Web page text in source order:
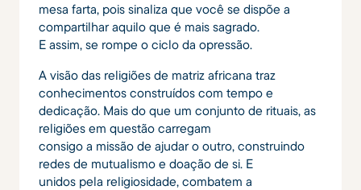
mesa farta, pois sinaliza que você se dispõe a
compartilhar aquilo que é mais sagrado.
E assim, se rompe o ciclo da opressão.
A visão das religiões de matriz africana traz
conhecimentos construídos com tempo e
dedicação. Mais do que um conjunto de rituais, as
religiões em questão carregam
consigo a missão de ajudar o outro, construindo
redes de mutualismo e doação de si. E
unidos pela religiosidade, combatem a